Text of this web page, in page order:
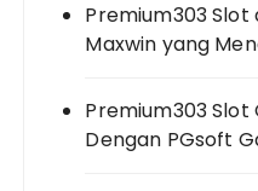
Premium303
Maxwin yang
Premium303
Dengan PGsoft